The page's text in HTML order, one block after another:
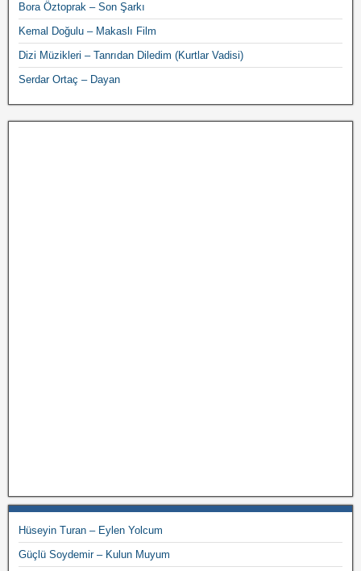
Bora Öztoprak – Son Şarkı
Kemal Doğulu – Makaslı Film
Dizi Müzikleri – Tanrıdan Diledim (Kurtlar Vadisi)
Serdar Ortaç – Dayan
Hüseyin Turan – Eylen Yolcum
Güçlü Soydemir – Kulun Muyum